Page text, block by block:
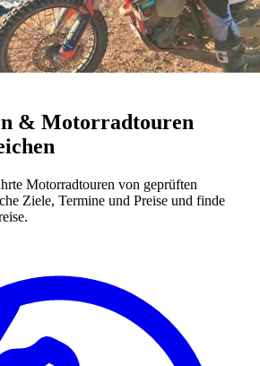
& Motorradtouren
Motorradtouren von geprüften
Ziele, Termine und Preise und finde